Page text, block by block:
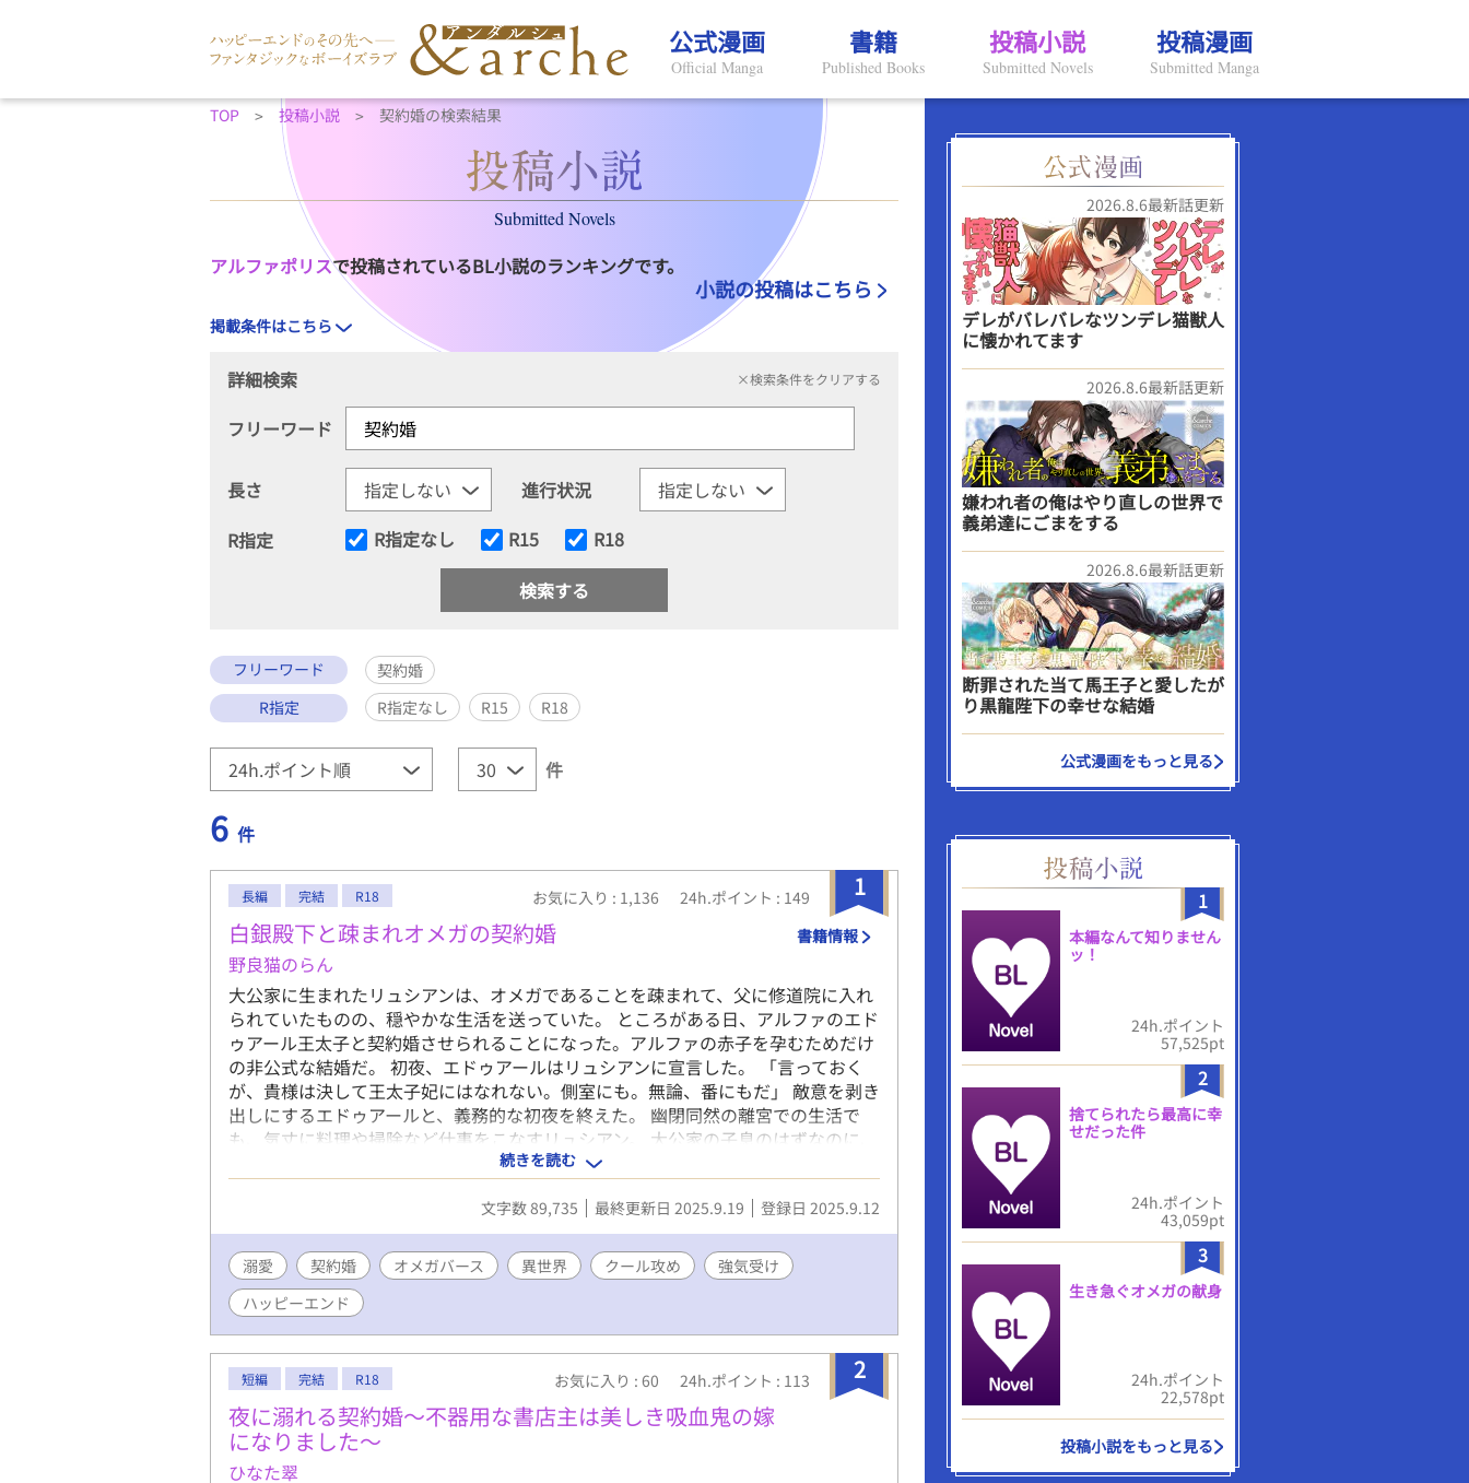
公式漫画
Official Manga
書籍
Published Books
投稿小説
Submitted Novels
投稿漫画
Submitted Manga
TOP 投稿小説 契約婚の検索結果
Submitted Novels
アルファポリスで投稿されているBL小説のランキングです。
小説の投稿はこちら
掲載条件はこちら
詳細検索 ×検索条件をクリアする
フリーワード
長さ
進行状況
R指定
R指定なし R15 R18
フリーワード
契約婚
R指定
R指定なし R15 R18
件
6 件
1
長編 完結 R18 お気に入り : 1,136 24h.ポイント : 149
白銀殿下と疎まれオメガの契約婚
野良猫のらん
書籍情報
大公家に生まれたリュシアンは、オメガであることを疎まれて、父に修道院に入れ
られていたものの、穏やかな生活を送っていた。 ところがある日、アルファのエド
ゥアール王太子と契約婚させられることになった。アルファの赤子を孕むためだけ
の非公式な結婚だ。 初夜、エドゥアールはリュシアンに宣言した。 「言っておく
が、貴様は決して王太子妃にはなれない。側室にも。無論、番にもだ」 敵意を剥き
出しにするエドゥアールと、義務的な初夜を終えた。 幽閉同然の離宮での生活で
も、気丈に料理や掃除など仕事をこなすリュシアン。 大公家の子息のはずなのに、
下働きを忌避せず健気にこなす姿を見て、エドゥアールは戸惑いを覚える。 あの古
狐の息子がなぜこんなことを、と……。 ※R１８シーンが含まれる話にはタイトル
続きを読む
文字数 89,735 最終更新日 2025.9.19 登録日 2025.9.12
溺愛 契約婚 オメガバース 異世界 クール攻め
強気受け
ハッピーエンド
2
短編 完結 R18 お気に入り : 60 24h.ポイント : 113
夜に溺れる契約婚〜不器用な書店主は美しき吸血鬼の嫁
になりました〜
ひなた翠
2026.8.6最新話更新
デレがバレバレなツンデレ猫獣人
に懐かれてます
2026.8.6最新話更新
嫌われ者の俺はやり直しの世界で
義弟達にごまをする
2026.8.6最新話更新
断罪された当て馬王子と愛したが
り黒龍陛下の幸せな結婚
公式漫画をもっと見る
1
本編なんて知りません
ッ！
24h.ポイント
57,525pt
2
捨てられたら最高に幸
せだった件
24h.ポイント
43,059pt
3
生き急ぐオメガの献身
24h.ポイント
22,578pt
投稿小説をもっと見る